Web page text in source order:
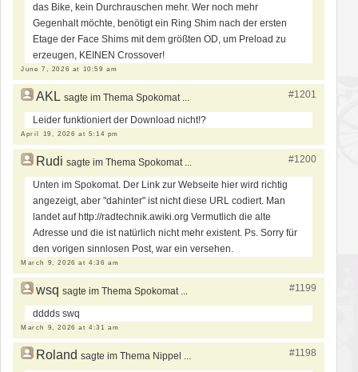
das Bike, kein Durchrauschen mehr. Wer noch mehr
Gegenhalt möchte, benötigt ein Ring Shim nach der ersten
Etage der Face Shims mit dem größten OD, um Preload zu
erzeugen, KEINEN Crossover!
June 7, 2026 at 10:59 am
AKL sagte im Thema Spokomat ... #1201
Leider funktioniert der Download nicht!?
April 19, 2026 at 5:14 pm
Rudi sagte im Thema Spokomat ... #1200
Unten im Spokomat. Der Link zur Webseite hier wird richtig
angezeigt, aber "dahinter" ist nicht diese URL codiert. Man
landet auf http://radtechnik.awiki.org Vermutlich die alte
Adresse und die ist natürlich nicht mehr existent. Ps. Sorry für
den vorigen sinnlosen Post, war ein versehen.
March 9, 2026 at 4:36 am
wsq sagte im Thema Spokomat ... #1199
dddds swq
March 9, 2026 at 4:31 am
Roland sagte im Thema Nippel ... #1198